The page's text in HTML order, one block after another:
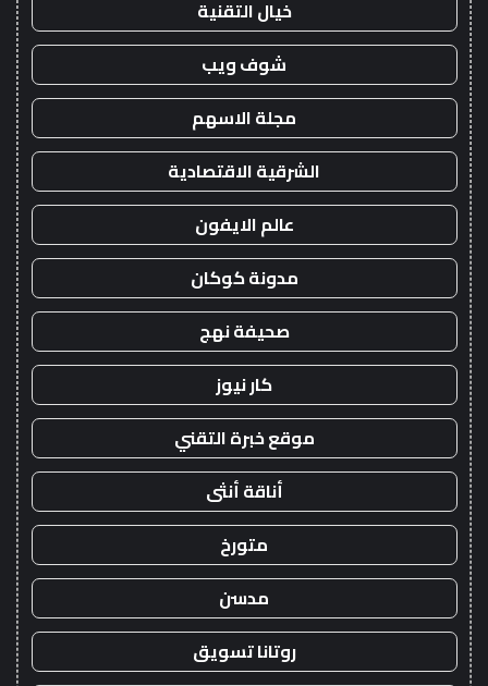
خيال التقنية
شوف ويب
مجلة الاسهم
الشرقية الاقتصادية
عالم الايفون
مدونة كوكان
صحيفة نهج
كار نيوز
موقع خبرة التقني
أناقة أنثى
متورخ
مدسن
روتانا تسويق